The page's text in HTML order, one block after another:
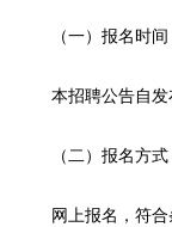
（一）报名时间
本招聘公告自发
（二）报名方式
网上报名，符合